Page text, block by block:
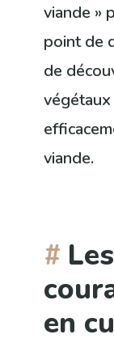
viande »
point de
de
viande.
en